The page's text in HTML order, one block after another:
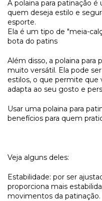
A polaina para patinação é
quem deseja estilo e
esporte.
Ela é um tipo de "meia-
bota do patins
Além disso, a polaina
muito versátil. Ela pode
estilos, o que permite que
adapta ao seu gosto e
Usar uma polaina para
benefícios para quem
Veja alguns deles:
Estabilidade: por ser
proporciona mais
movimentos da patinação.